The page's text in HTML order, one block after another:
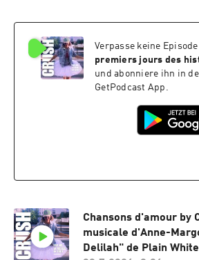
t’apporte un éclairage
amoureuses.💜 Et si tu
partager ton histoire,
:
https://www.audion.fm/
plus d’informations.
l’expérience et imaginer
pour regarder l’hôtel
décor, mais comme une
penser l’accueil.Hébergé
acast.com/privacy pour
https://www.audion.fm/
plus d’informations.
Verpasse keine Episode
premiers jours des
und abonniere ihn in
GetPodcast App.
Chansons d'amour by
musicale d'Anne-
Delilah" de Plain